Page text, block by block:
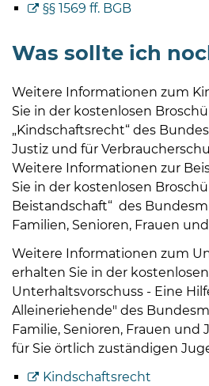
§§ 1569 ff. BGB
Was sollte ich
Weitere Informationen zum
Sie in der kostenlosen
„Kindschaftsrecht“ des
Justiz und für
Weitere Informationen zur
Sie in der kostenlosen
Beistandschaft“ des
Familien, Senioren, Frauen
Weitere Informationen zum
erhalten Sie in der
Unterhaltsvorschuss - Eine
Alleineriehende" des
Familie, Senioren, Frauen
für Sie örtlich zuständigen
Kindschaftsrecht